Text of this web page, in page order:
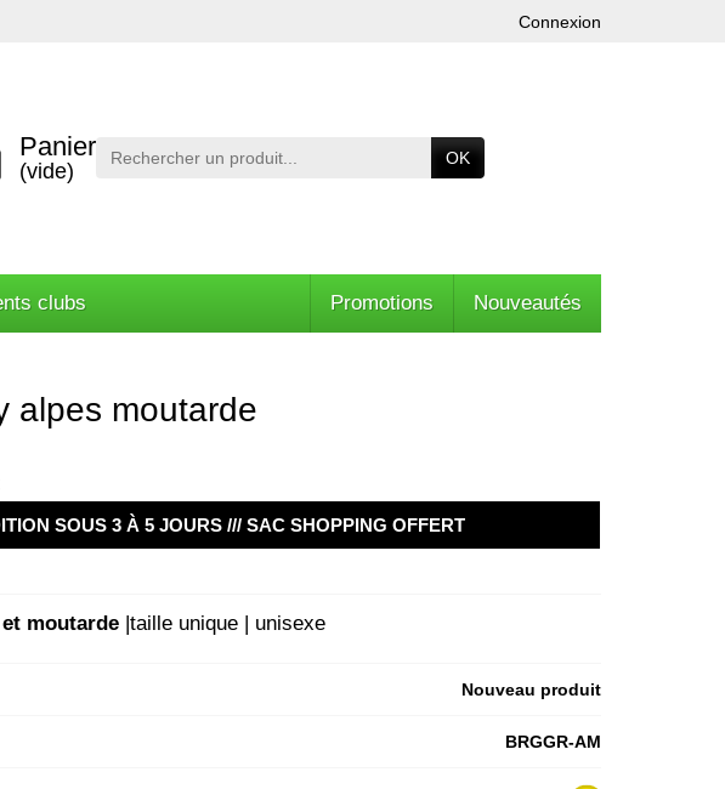
Connexion
Panier
(vide)
OK
clubs Promotions Nouveautés
alpes moutarde
SOUS 3 À 5 JOURS /// SAC SHOPPING OFFERT
moutarde |taille unique | unisexe
Nouveau produit
BRGGR-AM